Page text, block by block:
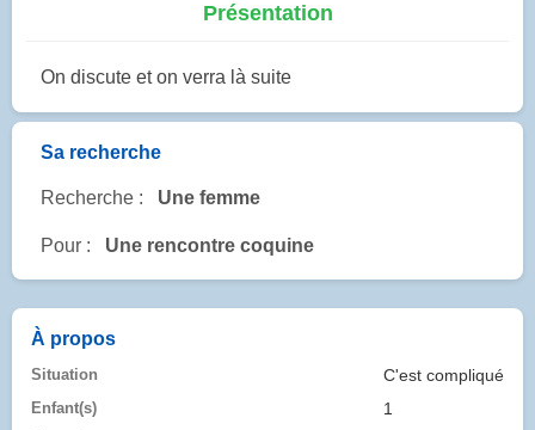
Présentation
On discute et on verra là suite
Sa recherche
Recherche : Une femme
Pour : Une rencontre coquine
À propos
Situation C'est compliqué
Enfant(s) 1